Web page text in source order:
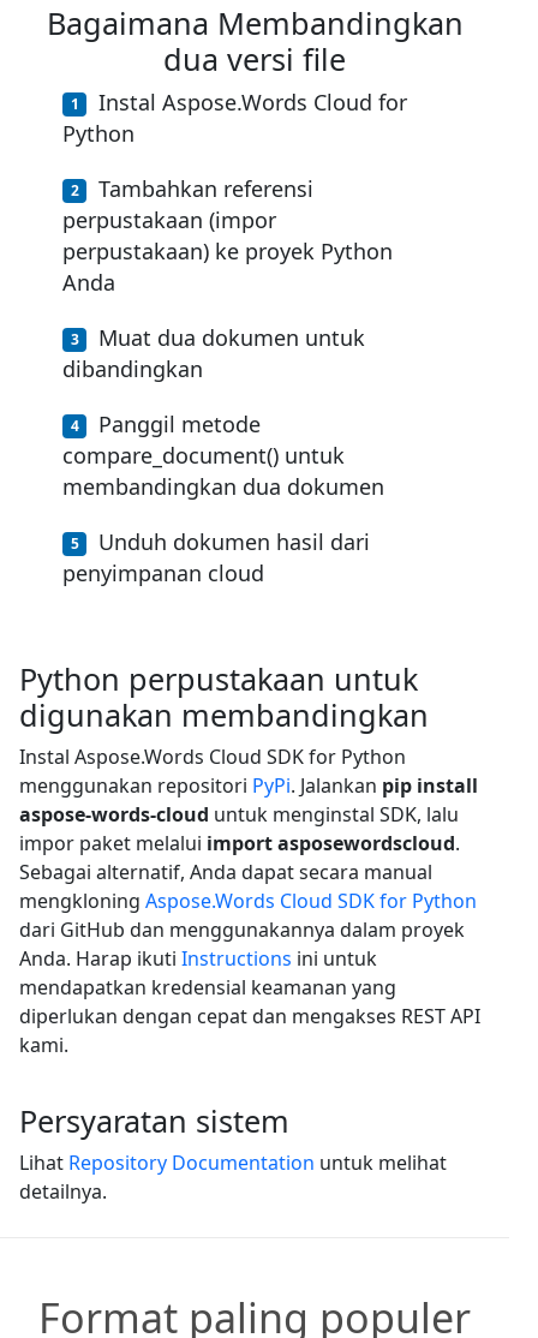
Bagaimana Membandingkan
dua versi file
Instal Aspose.Words Cloud for
Python
Tambahkan referensi
perpustakaan (impor
perpustakaan) ke proyek Python
Anda
Muat dua dokumen untuk
dibandingkan
Panggil metode
compare_document() untuk
membandingkan dua dokumen
Unduh dokumen hasil dari
penyimpanan cloud
Python perpustakaan untuk
digunakan membandingkan
Instal Aspose.Words Cloud SDK for Python
menggunakan repositori PyPi. Jalankan pip install
aspose-words-cloud untuk menginstal SDK, lalu
impor paket melalui import asposewordscloud.
Sebagai alternatif, Anda dapat secara manual
mengkloning Aspose.Words Cloud SDK for Python
dari GitHub dan menggunakannya dalam proyek
Anda. Harap ikuti Instructions ini untuk
mendapatkan kredensial keamanan yang
diperlukan dengan cepat dan mengakses REST API
kami.
Persyaratan sistem
Lihat Repository Documentation untuk melihat
detailnya.
Format paling populer